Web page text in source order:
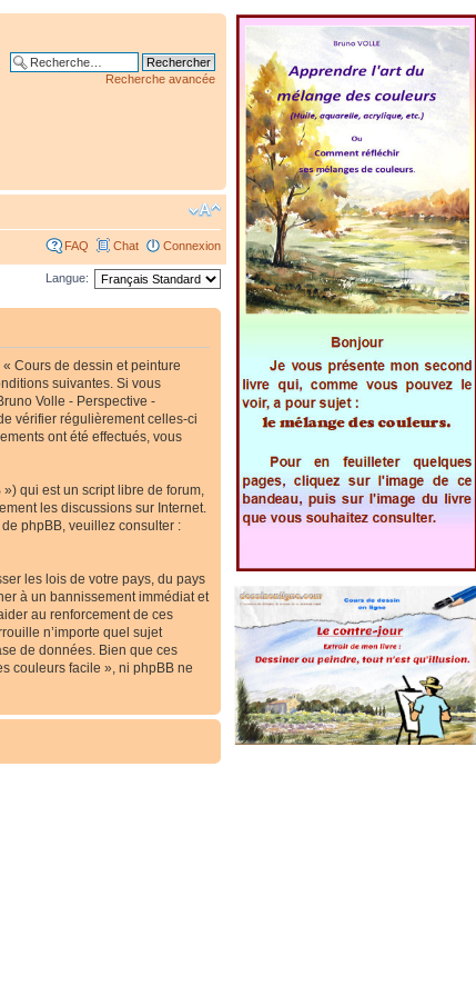
Recherche avancée
FAQ Chat Connexion
Langue:
Cours de dessin et peinture
suivantes. Si vous
Volle - Perspective -
vérifier régulièrement celles-ci
ont été effectués, vous
qui est un script libre de forum,
les discussions sur Internet.
phpBB, veuillez consulter :
les lois de votre pays, du pays
à un bannissement immédiat et
au renforcement de ces
n’importe quel sujet
de données. Bien que ces
couleurs facile », ni phpBB ne